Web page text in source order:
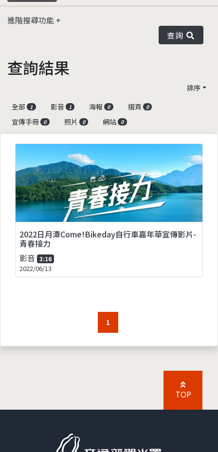
進階搜尋功能
查詢
查詢結果
排序
全部
1 影音 1 海報 0 摺頁 0
宣傳手冊 0 照片 0 網站 0
2022日月潭Come!Bikeday自行車嘉年華宣傳影片-
青春接力
影音 3:16
2022/06/13
1
TOP